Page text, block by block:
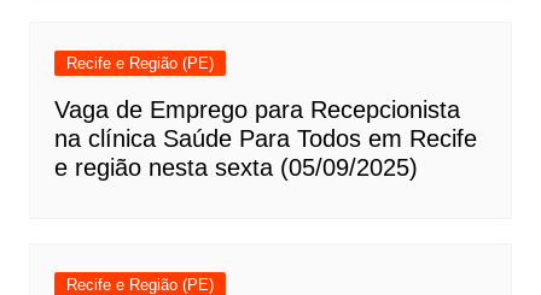
Recife e Região (PE)
Vaga de Emprego para Recepcionista
na clínica Saúde Para Todos em Recife
e região nesta sexta (05/09/2025)
Recife e Região (PE)